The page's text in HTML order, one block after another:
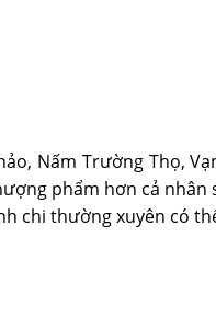
Nấm Trường Thọ,
phẩm hơn cả
chi thường xuyên có